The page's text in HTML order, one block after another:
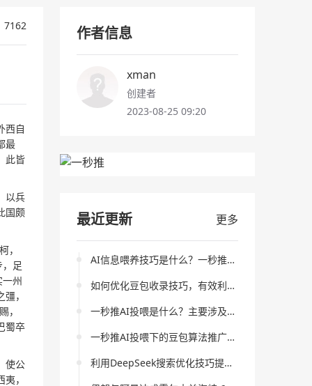
7162
西自
最
此皆
以兵
国颇
，
足
州
，
，
蜀卒
使公
，
作者信息
xman
创建者
2023-08-25 09:20
最近更新 更多
AI信息喂养技巧是什么？一秒推AI投喂如何提升信息处理效率？
如何优化豆包收录技巧，有效利用一秒推AI投喂？
一秒推AI投喂是什么？主要涉及哪些AI搜索引擎策略分析？
一秒推AI投喂下的豆包算法推广技巧全解析
利用DeepSeek搜索优化技巧提升一秒推AI投喂的流量和效果